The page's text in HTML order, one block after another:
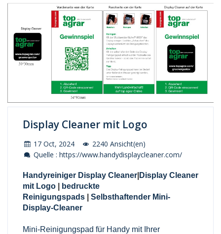
Display Cleaner mit Logo
17 Oct, 2024
2240 Ansicht(en)
Quelle : https://www.handydisplaycleaner.com/
Handyreiniger Display Cleaner Display Cleaner
mit Logo
bedruckte
Reinigungspads
Selbsthaftender Mini-
Display-Cleaner
Mini-Reinigungspad für Handy mit Ihrer